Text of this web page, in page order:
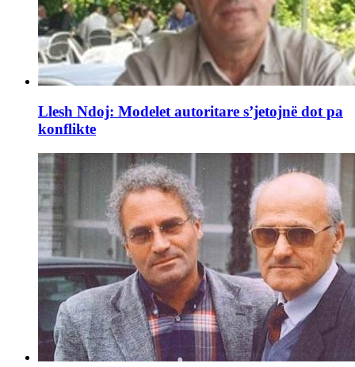
Llesh Ndoj: Modelet autoritare s’jetojnë dot pa
konflikte